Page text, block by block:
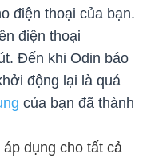
điện thoại của bạn.
điện thoại
Đến khi Odin báo
động lại là quá
của bạn đã thành
dụng cho tất cả